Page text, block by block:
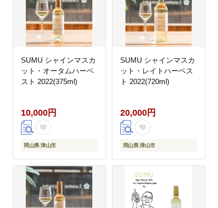
SUMU シャインマスカ
ット・オータムハーベ
スト 2022(375ml)
10,000円
岡山県 津山市
SUMU シャインマスカ
ット・レイトハーベス
ト 2022(720ml)
20,000円
岡山県 津山市